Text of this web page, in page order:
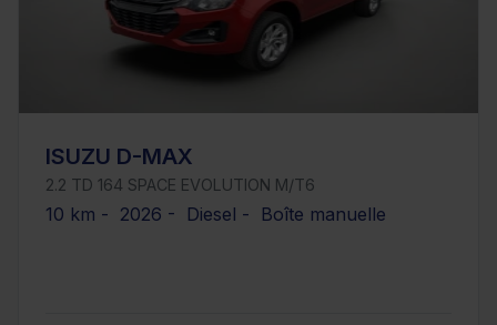
ISUZU D-MAX
2.2 TD 164 SPACE EVOLUTION M/T6
10 km - 2026 - Diesel - Boîte manuelle